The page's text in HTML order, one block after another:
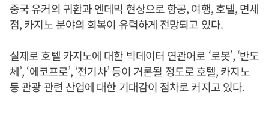
중국 유커의 귀환과 엔데믹 현상으로 항공, 여행, 호텔, 면세
점, 카지노 분야의 회복이 유력하게 전망되고 있다.
실제로 호텔 카지노에 대한 빅데이터 연관어로 ‘로봇’, ‘반도
체’, ‘에코프로’, ‘전기차’ 등이 거론될 정도로 호텔, 카지노
등 관광 관련 산업에 대한 기대감이 점차로 커지고 있다.